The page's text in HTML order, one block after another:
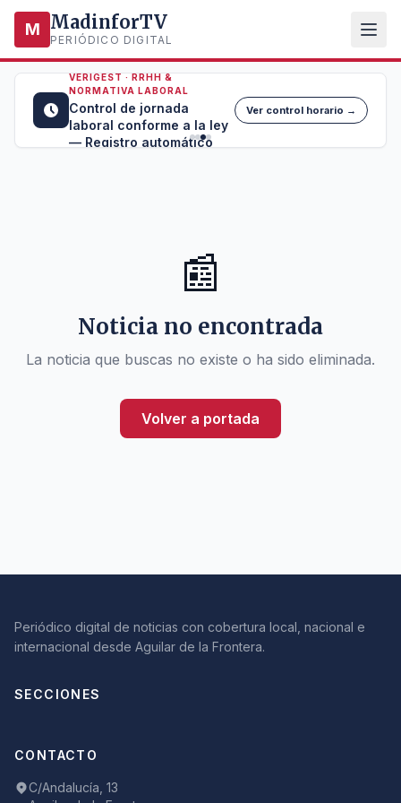
M MadinforTV
PERIÓDICO DIGITAL
VERIGEST · RRHH &
NORMATIVA LABORAL
Control de jornada
laboral conforme a la ley
— Registro automático
Ver control horario →
📰
Noticia no encontrada
La noticia que buscas no existe o ha sido eliminada.
Volver a portada
Periódico digital de noticias con cobertura local, nacional e
internacional desde Aguilar de la Frontera.
SECCIONES
CONTACTO
C/Andalucía, 13